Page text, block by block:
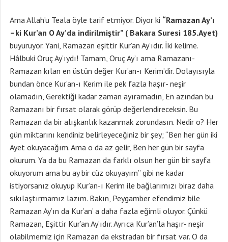
Ama Allah’u Teala öyle tarif etmiyor. Diyor ki “Ramazan Ay’ı
–ki Kur’an O Ay’da indirilmiştir” ( Bakara Suresi 185.Ayet)
buyuruyor. Yani, Ramazan eşittir Kur’an Ay’ıdır. İki kelime.
Hâlbuki Oruç Ay’ıydı! Tamam, Oruç Ay’ı ama Ramazanı-
Ramazan kılan en üstün değer Kur’an-ı Kerim’dir. Dolayısıyla
bundan önce Kur’an-ı Kerim ile pek fazla haşır- neşir
olamadın, Gerektiği kadar zaman ayıramadın, En azından bu
Ramazanı bir fırsat olarak görüp değerlendireceksin. Bu
Ramazan da bir alışkanlık kazanmak zorundasın. Nedir o? Her
gün miktarını kendiniz belirleyeceğiniz bir şey; “Ben her gün iki
Ayet okuyacağım. Ama o da az gelir, Ben her gün bir sayfa
okurum. Ya da bu Ramazan da farklı olsun her gün bir sayfa
okuyorum ama bu ay bir cüz okuyayım” gibi ne kadar
istiyorsanız okuyup Kur’an-ı Kerim ile bağlarımızı biraz daha
sıkılaştırmamız lazım. Bakın, Peygamber efendimiz bile
Ramazan Ay’ın da Kur’an’ a daha fazla eğimli oluyor. Çünkü
Ramazan, Eşittir Kur’an Ay’ıdır. Ayrıca Kur’an’la haşır- neşir
olabilmemiz için Ramazan da ekstradan bir fırsat var. O da